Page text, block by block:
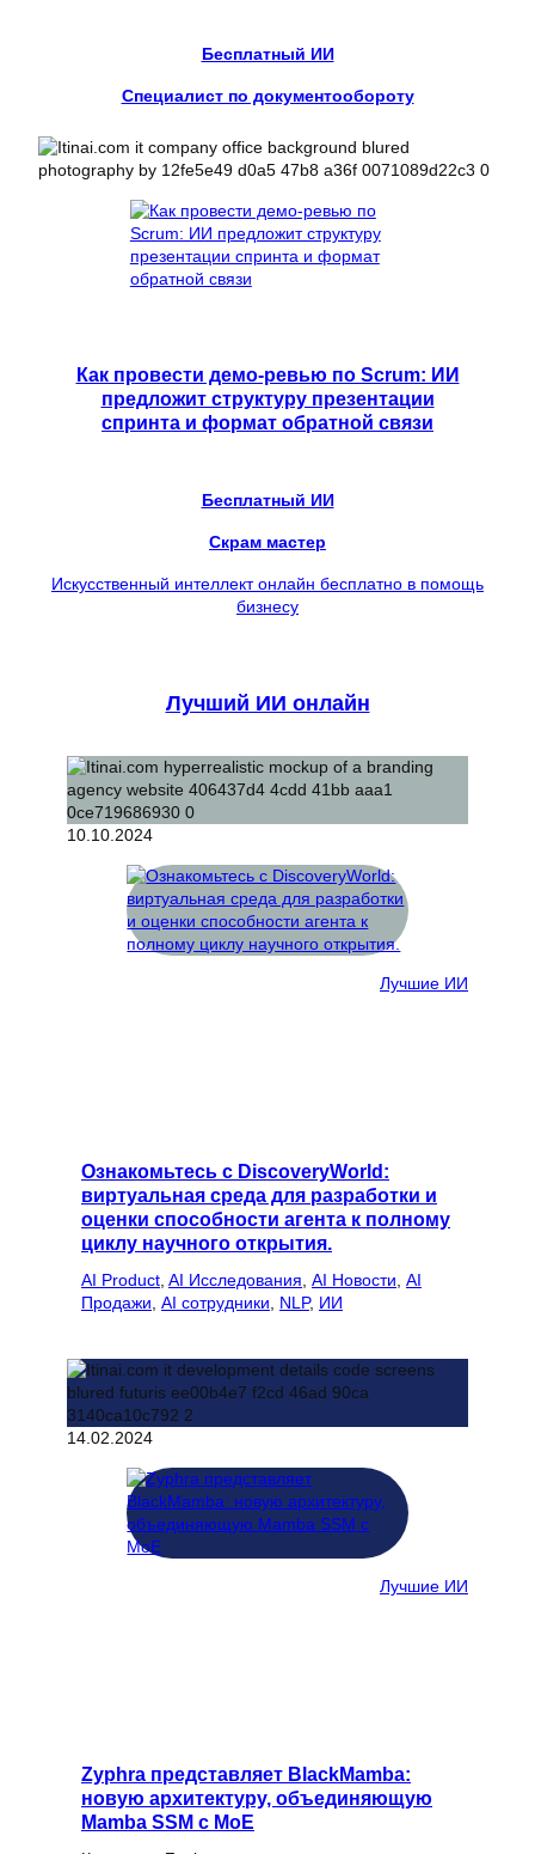
Бесплатный ИИ
Специалист по документообороту
Как провести демо-ревью по Scrum: ИИ
предложит структуру презентации
спринта и формат обратной связи
Бесплатный ИИ
Скрам мастер
Искусственный интеллект онлайн бесплатно в помощь
бизнесу
Лучший ИИ онлайн
10.10.2024
Лучшие ИИ
Ознакомьтесь с DiscoveryWorld:
виртуальная среда для разработки и
оценки способности агента к полному
циклу научного открытия.
AI Product, AI Исследования, AI Новости, AI
Продажи, AI сотрудники, NLP, ИИ
14.02.2024
Лучшие ИИ
Zyphra представляет BlackMamba:
новую архитектуру, объединяющую
Mamba SSM с MoE